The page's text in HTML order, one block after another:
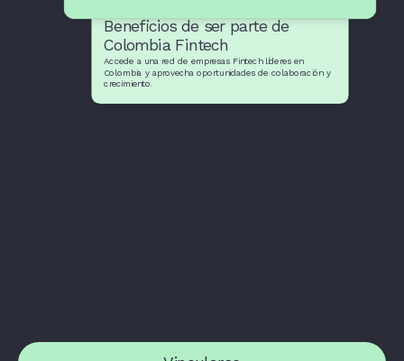
Beneficios de ser parte de
Colombia Fintech
Accede a una red de empresas Fintech líderes en
Colombia y aprovecha oportunidades de colaboración y
crecimiento.